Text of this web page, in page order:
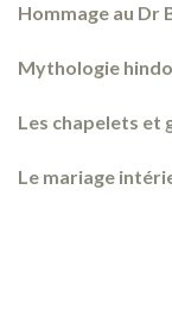
Hommage au Dr
Mythologie
Les chapelets et
Le mariage